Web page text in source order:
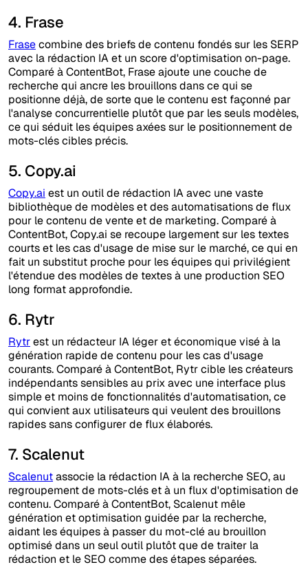
4. Frase
Frasecombine des briefs de contenu fondés sur les SERP
avec la rédaction IA et un score d'optimisation on-page.
Comparé à ContentBot, Frase ajoute une couche de
recherche qui ancre les brouillons dans ce qui se
positionne déjà, de sorte que le contenu est façonné par
l'analyse concurrentielle plutôt que par les seuls modèles,
ce qui séduit les équipes axées sur le positionnement de
mots-clés cibles précis.
5. Copy.ai
Copy.ai est un outil de rédaction IA avec une vaste
bibliothèque de modèles et des automatisations de flux
pour le contenu de vente et de marketing. Comparé à
ContentBot, Copy.ai se recoupe largement sur les textes
courts et les cas d'usage de mise sur le marché, ce qui en
fait un substitut proche pour les équipes qui privilégient
l'étendue des modèles de textes à une production SEO
long format approfondie.
6. Rytr
Rytrest un rédacteur IA léger et économique visé à la
génération rapide de contenu pour les cas d'usage
courants. Comparé à ContentBot, Rytr cible les créateurs
indépendants sensibles au prix avec une interface plus
simple et moins de fonctionnalités d'automatisation, ce
qui convient aux utilisateurs qui veulent des brouillons
rapides sans configurer de flux élaborés.
7. Scalenut
Scalenutassocie la rédaction IA à la recherche SEO, au
regroupement de mots-clés et à un flux d'optimisation de
contenu. Comparé à ContentBot, Scalenut mêle
génération et optimisation guidée par la recherche,
aidant les équipes à passer du mot-clé au brouillon
optimisé dans un seul outil plutôt que de traiter la
rédaction et le SEO comme des étapes séparées.